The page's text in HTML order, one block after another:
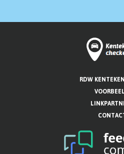
RDW